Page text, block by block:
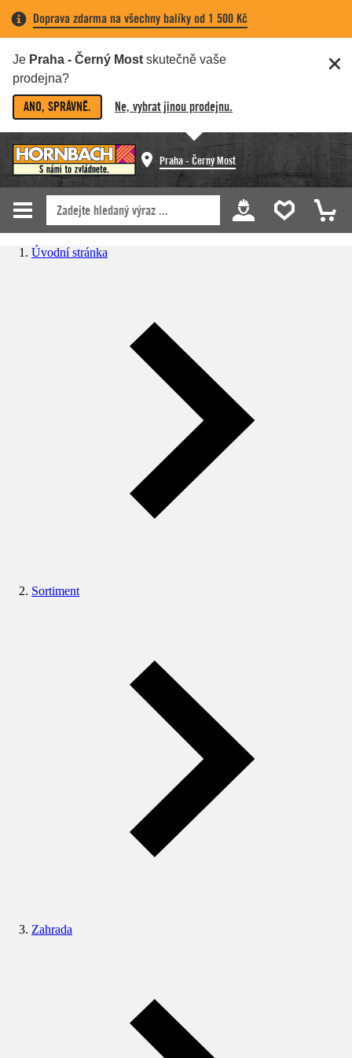
Doprava zdarma na všechny balíky od 1 500 Kč
Je Praha - Černý Most skutečně vaše
prodejna?
ANO, SPRÁVNĚ. Ne, vybrat jinou prodejnu.
Praha - Černý Most
Úvodní stránka
Sortiment
Zahrada